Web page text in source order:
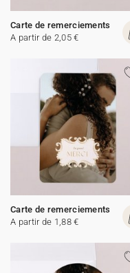
Carte de remerciements
A partir de 2,05 €
Carte de remerciements
A partir de 1,88 €